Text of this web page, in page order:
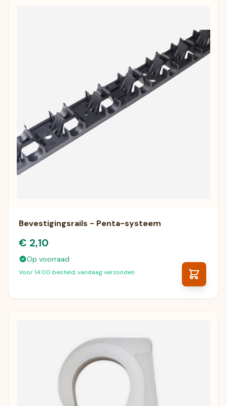
Bevestigingsrails - Penta-systeem
€ 2,10
Op voorraad
Voor 14:00 besteld, vandaag verzonden